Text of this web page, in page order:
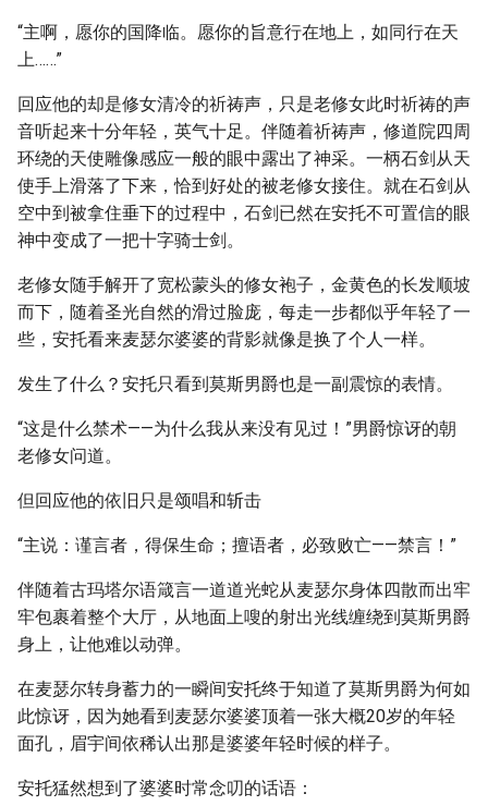
“主啊，愿你的国降临。愿你的旨意行在地上，如同行在天
上……”
回应他的却是修女清冷的祈祷声，只是老修女此时祈祷的声
音听起来十分年轻，英气十足。伴随着祈祷声，修道院四周
环绕的天使雕像感应一般的眼中露出了神采。一柄石剑从天
使手上滑落了下来，恰到好处的被老修女接住。就在石剑从
空中到被拿住垂下的过程中，石剑已然在安托不可置信的眼
神中变成了一把十字骑士剑。
老修女随手解开了宽松蒙头的修女袍子，金黄色的长发顺坡
而下，随着圣光自然的滑过脸庞，每走一步都似乎年轻了一
些，安托看来麦瑟尔婆婆的背影就像是换了个人一样。
发生了什么？安托只看到莫斯男爵也是一副震惊的表情。
“这是什么禁术——为什么我从来没有见过！”男爵惊讶的朝
老修女问道。
但回应他的依旧只是颂唱和斩击
“主说：谨言者，得保生命；擅语者，必致败亡——禁言！”
伴随着古玛塔尔语箴言一道道光蛇从麦瑟尔身体四散而出牢
牢包裹着整个大厅，从地面上嗖的射出光线缠绕到莫斯男爵
身上，让他难以动弹。
在麦瑟尔转身蓄力的一瞬间安托终于知道了莫斯男爵为何如
此惊讶，因为她看到麦瑟尔婆婆顶着一张大概20岁的年轻
面孔，眉宇间依稀认出那是婆婆年轻时候的样子。
安托猛然想到了婆婆时常念叨的话语：